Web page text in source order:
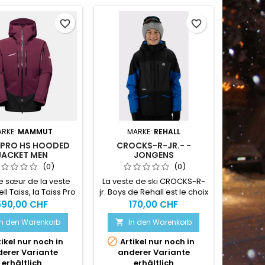
MAMMUT
HS HOODED
MEN
(0)
sœur de la veste
Taiss, la Taiss Pro
Jacket est notre
Shell robuste,
durable et
capable
tous les défis
pourra rencontrer
CHF
den Warenkorb
nur noch in
Variante
erhältlich
favorite_border
MARKE: REHALL
CROCKS-R-JR.- -
JONGENS
WINTERSPORTJAS
(0)
La veste de ski CROCKS-R-
jr. Boys de Rehall est le choix
idéal pour les jeunes
aventuriers prêts à affronter
les montagnes en hiver.
Cette veste de sports
d'hiver est conçue pour
garder les garçons au
170,00 CHF
 In den Warenkorb
 Artikel nur noch in
anderer Variante
erhältlich
favorite_border